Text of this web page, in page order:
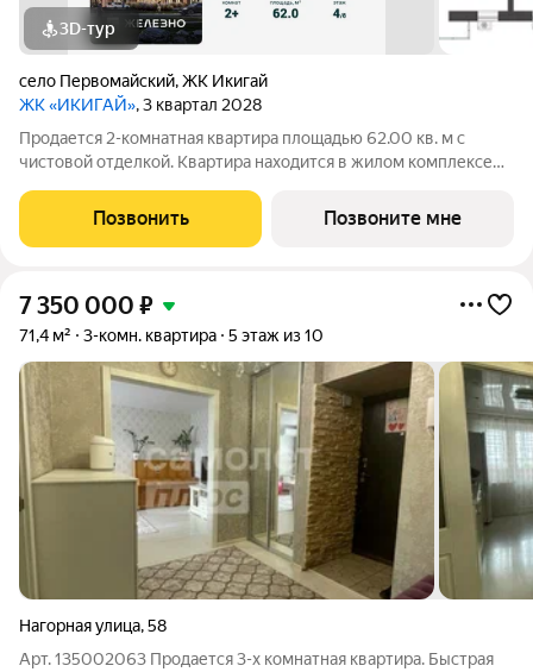
3D-тур
село Первомайский,ЖК Икигай
ЖК «ИКИГАЙ», 3 квартал 2028
Продается 2-комнатная квартира площадью 62.00 кв. м с
чистовой отделкой. Квартира находится в жилом комплексе
«Икигай» это камерный жилой квартал, вдохновленный
эстетикой Японии. Цветочные
Позвонить Позвоните мне
7 350 000 ₽
71,4 м² 3-комн. квартира 5 этаж из 10
Нагорная улица,58
Арт. 135002063 Продается 3-х комнатная квартира. Быстрая